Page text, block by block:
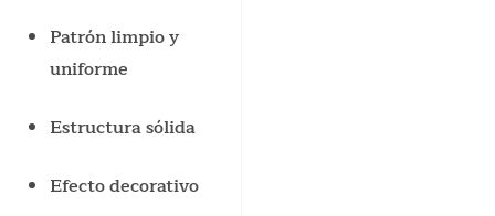
Patrón limpio y
uniforme
Estructura sólida
Efecto decorativo